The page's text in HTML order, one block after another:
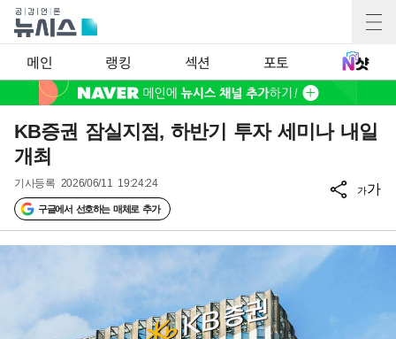
메인 랭킹 섹션 포토
KB증권 잠실지점, 하반기 투자 세미나 내일
개최
기사등록 2026/06/11 19:24:24
구글에서 선호하는 매체로 추가
가가